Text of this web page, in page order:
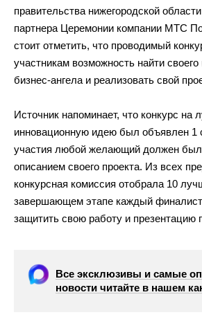
правительства нижегородской
партнера Церемонии компании МТС
стоит отметить, что проводимый
участникам возможность найти
бизнес-ангела и реализовать свой
Источник напоминает, что конкурс на
инновационную идею был объявлен 1
участия любой желающий должен был
описанием своего проекта. Из всех
конкурсная комиссия отобрала 10
завершающем этапе каждый
защитить свою работу и презентацию
Все эксклюзивы и самые
новости читайте в нашем